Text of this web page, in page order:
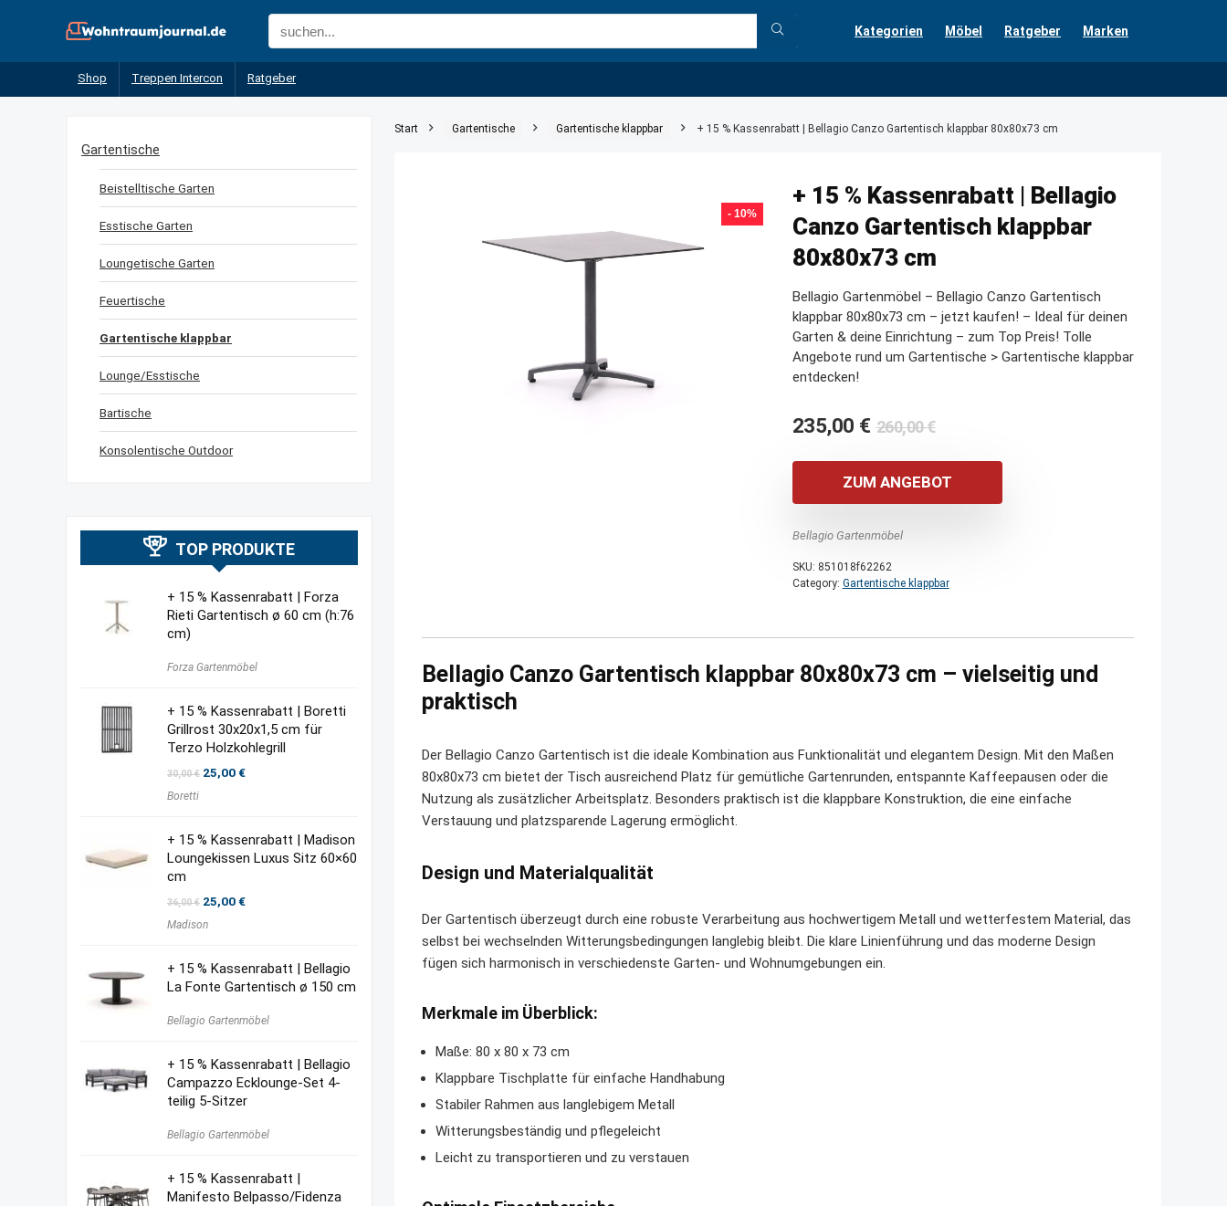
Kategorien Möbel Ratgeber Marken
Shop Treppen Intercon Ratgeber
Start Gartentische Gartentische klappbar + 15 % Kassenrabatt | Bellagio Canzo Gartentisch klappbar 80x80x73 cm
- 10%
+ 15 % Kassenrabatt | Bellagio
Canzo Gartentisch klappbar
80x80x73 cm
Bellagio Gartenmöbel – Bellagio Canzo Gartentisch
klappbar 80x80x73 cm – jetzt kaufen! – Ideal für deinen
Garten & deine Einrichtung – zum Top Preis! Tolle
Angebote rund um Gartentische > Gartentische klappbar
entdecken!
260,00€Ursprünglicher
war:
260,00 €
235,00 €
Aktueller
ist:
235,00 €.
ZUM ANGEBOT
Bellagio Gartenmöbel
SKU: 851018f62262
Category: Gartentische klappbar
Bellagio Canzo Gartentisch klappbar 80x80x73 cm – vielseitig und
praktisch
Der Bellagio Canzo Gartentisch ist die ideale Kombination aus Funktionalität und elegantem Design. Mit den Maßen
80x80x73 cm bietet der Tisch ausreichend Platz für gemütliche Gartenrunden, entspannte Kaffeepausen oder die
Nutzung als zusätzlicher Arbeitsplatz. Besonders praktisch ist die klappbare Konstruktion, die eine einfache
Verstauung und platzsparende Lagerung ermöglicht.
Design und Materialqualität
Der Gartentisch überzeugt durch eine robuste Verarbeitung aus hochwertigem Metall und wetterfestem Material, das
selbst bei wechselnden Witterungsbedingungen langlebig bleibt. Die klare Linienführung und das moderne Design
fügen sich harmonisch in verschiedenste Garten- und Wohnumgebungen ein.
Merkmale im Überblick:
Maße: 80 x 80 x 73 cm
Klappbare Tischplatte für einfache Handhabung
Stabiler Rahmen aus langlebigem Metall
Witterungsbeständig und pflegeleicht
Leicht zu transportieren und zu verstauen
Gartentische
Beistelltische Garten
Esstische Garten
Loungetische Garten
Feuertische
Gartentische klappbar
Lounge/Esstische
Bartische
Konsolentische Outdoor
TOP PRODUKTE
+ 15 % Kassenrabatt | Forza
Rieti Gartentisch ø 60 cm (h:76
cm)
Forza Gartenmöbel
+ 15 % Kassenrabatt | Boretti
Grillrost 30x20x1,5 cm für
Terzo Holzkohlegrill
30,00€ Ursprünglicher
25,00€Aktueller
Boretti
+ 15 % Kassenrabatt | Madison
Loungekissen Luxus Sitz 60×60
cm
36,00€ Ursprünglicher
war:
25,00€Aktueller
Madison
+ 15 % Kassenrabatt | Bellagio
La Fonte Gartentisch ø 150 cm
Bellagio Gartenmöbel
+ 15 % Kassenrabatt | Bellagio
Campazzo Ecklounge-Set 4-
teilig 5-Sitzer
Bellagio Gartenmöbel
+ 15 % Kassenrabatt |
Manifesto Belpasso/Fidenza